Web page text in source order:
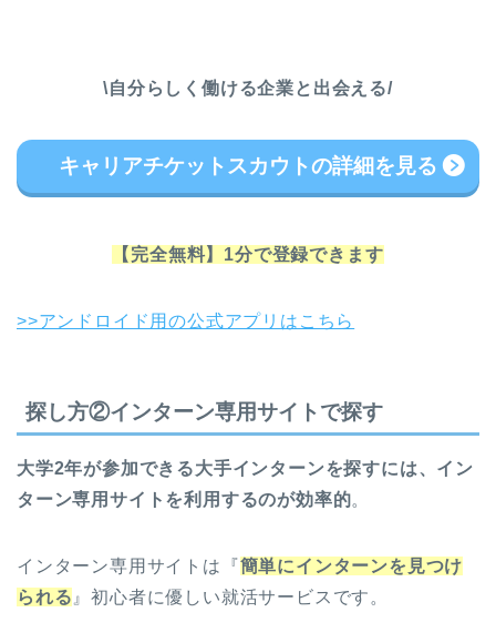
\自分らしく働ける企業と出会える/
キャリアチケットスカウトの詳細を見る
【完全無料】1分で登録できます
>>アンドロイド用の公式アプリはこちら
探し方②インターン専用サイトで探す
大学2年が参加できる大手インターンを探すには、イン
ターン専用サイトを利用するのが効率的。
インターン専用サイトは『 簡単にインターンを見つけ
られる』初心者に優しい就活サービスです。